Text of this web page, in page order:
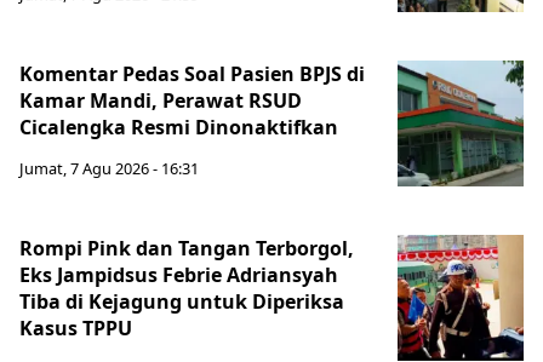
Komentar Pedas Soal Pasien BPJS di
Kamar Mandi, Perawat RSUD
Cicalengka Resmi Dinonaktifkan
Jumat, 7 Agu 2026 - 16:31
Rompi Pink dan Tangan Terborgol,
Eks Jampidsus Febrie Adriansyah
Tiba di Kejagung untuk Diperiksa
Kasus TPPU